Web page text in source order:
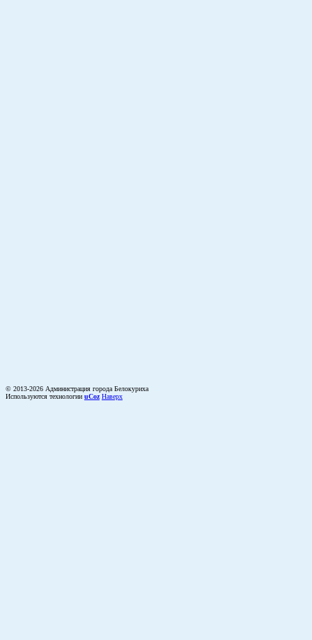
© 2013-2026 Администрация города Белокуриха
Используются технологии uCoz Наверх